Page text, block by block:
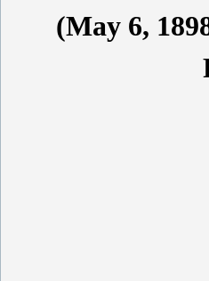
(May 6,